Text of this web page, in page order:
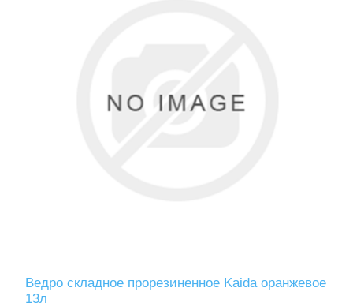
Ведро складное прорезиненное Kaida оранжевое
13л